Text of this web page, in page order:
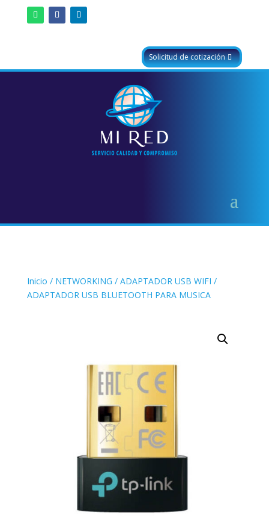
Solicitud de cotización
Inicio / NETWORKING / ADAPTADOR USB WIFI /
ADAPTADOR USB BLUETOOTH PARA MUSICA